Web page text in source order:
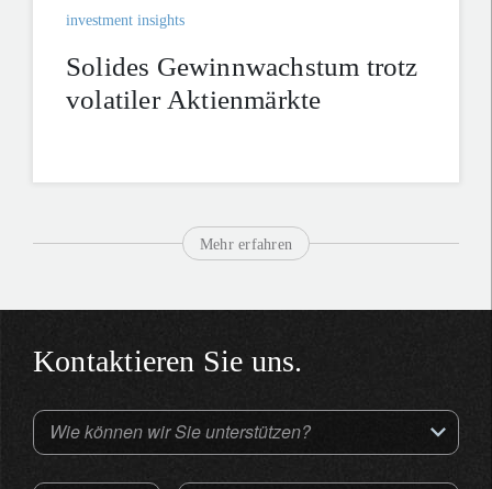
investment insights
Solides Gewinnwachstum trotz
volatiler Aktienmärkte
Mehr erfahren
Kontaktieren Sie uns.
Wie können wir Sie unterstützen?